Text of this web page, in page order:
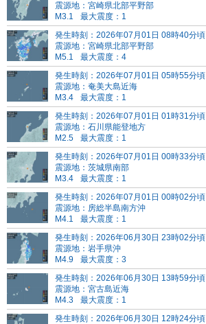
震源地：宮崎県北部平野部
M3.1
最大震度：1
発生時刻：2026年07月01日 08時40分頃
震源地：宮崎県北部平野部
M5.1
最大震度：4
発生時刻：2026年07月01日 05時55分頃
震源地：奄美大島近海
M3.4
最大震度：1
発生時刻：2026年07月01日 01時31分頃
震源地：石川県能登地方
M2.5
最大震度：1
発生時刻：2026年07月01日 00時33分頃
震源地：茨城県南部
M3.4
最大震度：1
発生時刻：2026年07月01日 00時02分頃
震源地：房総半島南方沖
M4.1
最大震度：1
発生時刻：2026年06月30日 23時02分頃
震源地：岩手県沖
M4.9
最大震度：3
発生時刻：2026年06月30日 13時59分頃
震源地：宮古島近海
M4.3
最大震度：1
発生時刻：2026年06月30日 12時24分頃